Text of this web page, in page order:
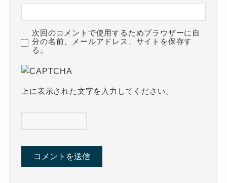
次回のコメントで使用するためブラウザーに自
分の名前、メールアドレス、サイトを保存す
る。
上に表示された文字を入力してください。